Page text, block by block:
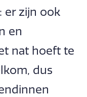
er zijn ook
en
nat hoeft te
dus